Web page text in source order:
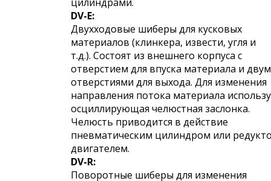
цилиндрами.
DV-E:
Двухходовые шиберы для кусковых
материалов (клинкера, извести, угля и
т.д.). Состоят из внешнего корпуса с
отверстием для впуска материала и
отверстиями для выхода. Для изменения
направления потока материала
осциллирующая челюстная заслонка.
Челюсть приводится в действие
пневматическим цилиндром или
двигателем.
DV-R:
Поворотные шиберы для изменения